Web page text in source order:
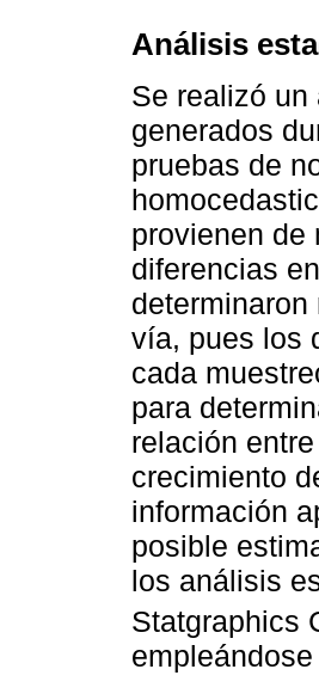
Análisis
Se realizó
generados
pruebas de
provienen de
diferencias
vía, pues los
cada
para
relación
crecimiento
información
posible
los análisis
Statgraphics